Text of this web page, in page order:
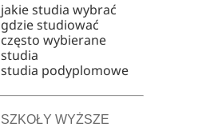
jakie studia wybrać
gdzie studiować
często wybierane
studia
studia podyplomowe
SZKOŁY WYŻSZE